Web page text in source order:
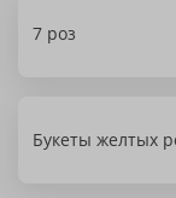
7 роз
Букеты желтых